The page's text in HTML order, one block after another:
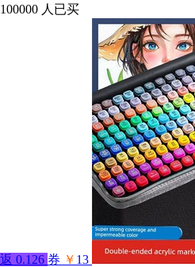
100000 人已买
返 0.126 券 ￥ 13